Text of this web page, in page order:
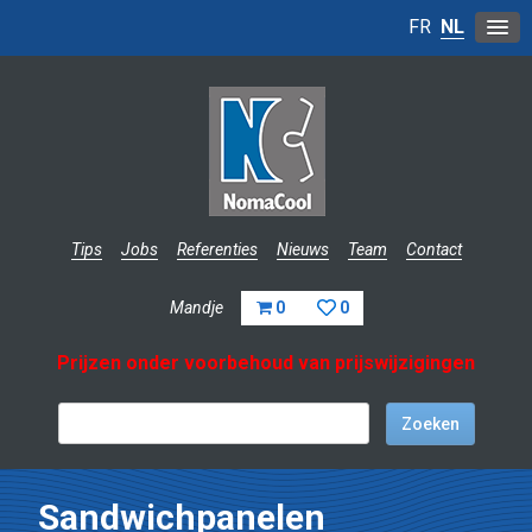
Tips Jobs Referenties Nieuws Team Contact
Mandje 0 0
FR NL
Prijzen onder voorbehoud van prijswijzigingen
Sandwichpanelen